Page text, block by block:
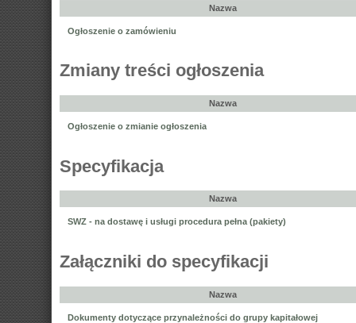
Nazwa
Ogłoszenie o zamówieniu
Zmiany treści ogłoszenia
Nazwa
Ogłoszenie o zmianie ogłoszenia
Specyfikacja
Nazwa
SWZ - na dostawę i usługi procedura pełna (pakiety)
Załączniki do specyfikacji
Nazwa
Dokumenty dotyczące przynależności do grupy kapitałowej